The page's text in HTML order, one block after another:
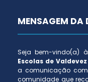
MENSAGEM DA
Seja bem-vindo(a)
Escolas de Valdevez
a comunicação
comunidade que